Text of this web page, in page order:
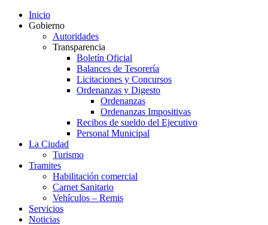
Inicio
Gobierno
Autoridades
Transparencia
Boletín Oficial
Balances de Tesorería
Licitaciones y Concursos
Ordenanzas y Digesto
Ordenanzas
Ordenanzas Impositivas
Recibos de sueldo del Ejecutivo
Personal Municipal
La Ciudad
Turismo
Tramites
Habilitación comercial
Carnet Sanitario
Vehículos – Remis
Servicios
Noticias